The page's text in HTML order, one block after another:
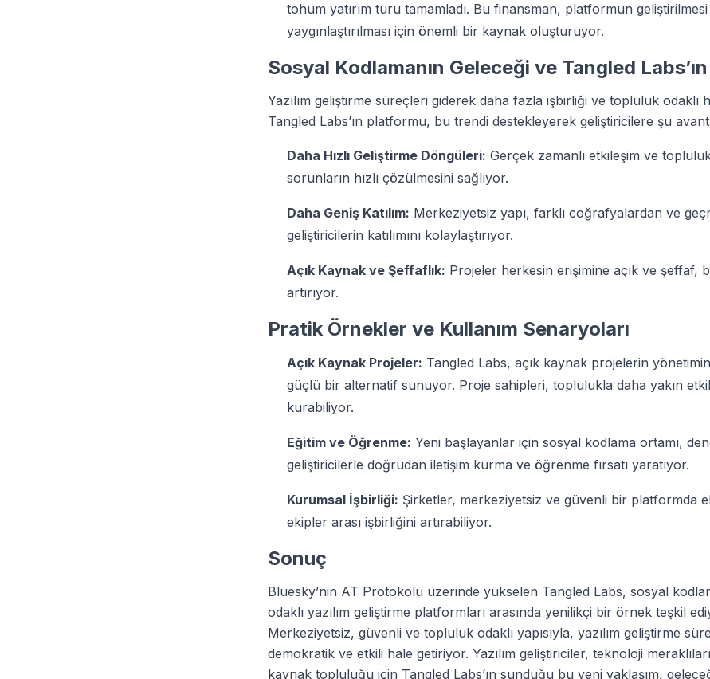
tohum yatırım turu tamamladı. Bu finansman, platformun
yaygınlaştırılması için önemli bir kaynak oluşturuyor.
Sosyal Kodlamanın Geleceği ve Tangled
Yazılım geliştirme süreçleri giderek daha fazla işbirliği ve topluluk odaklı
Tangled Labs’ın platformu, bu trendi destekleyerek geliştiricilere şu
Daha Hızlı Geliştirme Döngüleri: Gerçek zamanlı etkileşim ve
sorunların hızlı çözülmesini sağlıyor.
Daha Geniş Katılım: Merkeziyetsiz yapı, farklı coğrafyalardan ve
geliştiricilerin katılımını kolaylaştırıyor.
Açık Kaynak ve Şeffaflık: Projeler herkesin erişimine açık ve şeffaf,
artırıyor.
Pratik Örnekler ve Kullanım Senaryoları
Açık Kaynak Projeler: Tangled Labs, açık kaynak projelerin
güçlü bir alternatif sunuyor. Proje sahipleri, toplulukla daha yakın
kurabiliyor.
Eğitim ve Öğrenme: Yeni başlayanlar için sosyal kodlama ortamı,
geliştiricilerle doğrudan iletişim kurma ve öğrenme fırsatı yaratıyor.
Kurumsal İşbirliği: Şirketler, merkeziyetsiz ve güvenli bir platformda
ekipler arası işbirliğini artırabiliyor.
Sonuç
Bluesky’nin AT Protokolü üzerinde yükselen Tangled Labs, sosyal
odaklı yazılım geliştirme platformları arasında yenilikçi bir örnek teşkil
Merkeziyetsiz, güvenli ve topluluk odaklı yapısıyla, yazılım geliştirme
demokratik ve etkili hale getiriyor. Yazılım geliştiriciler, teknoloji
kaynak topluluğu için Tangled Labs’ın sunduğu bu yeni yaklaşım,